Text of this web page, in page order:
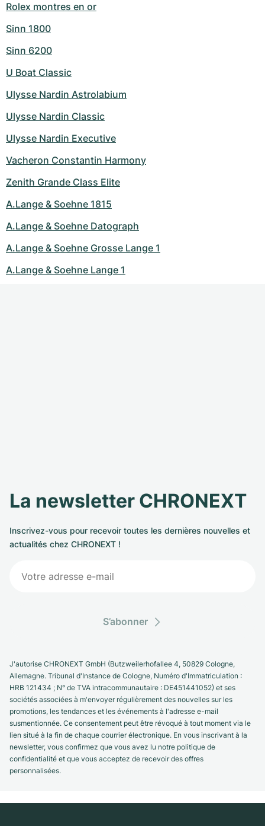
Rolex montres en or
Sinn 1800
Sinn 6200
U Boat Classic
Ulysse Nardin Astrolabium
Ulysse Nardin Classic
Ulysse Nardin Executive
Vacheron Constantin Harmony
Zenith Grande Class Elite
A.Lange & Soehne 1815
A.Lange & Soehne Datograph
A.Lange & Soehne Grosse Lange 1
A.Lange & Soehne Lange 1
La newsletter CHRONEXT
Inscrivez-vous pour recevoir toutes les dernières nouvelles et
actualités chez CHRONEXT !
S’abonner
J'autorise CHRONEXT GmbH (Butzweilerhofallee 4, 50829 Cologne,
Allemagne. Tribunal d'Instance de Cologne, Numéro d'Immatriculation :
HRB 121434 ; N° de TVA intracommunautaire : DE451441052) et ses
sociétés associées à m'envoyer régulièrement des nouvelles sur les
promotions, les tendances et les événements à l'adresse e-mail
susmentionnée. Ce consentement peut être révoqué à tout moment via le
lien situé à la fin de chaque courrier électronique. En vous inscrivant à la
newsletter, vous confirmez que vous avez lu notre politique de
confidentialité et que vous acceptez de recevoir des offres
personnalisées.